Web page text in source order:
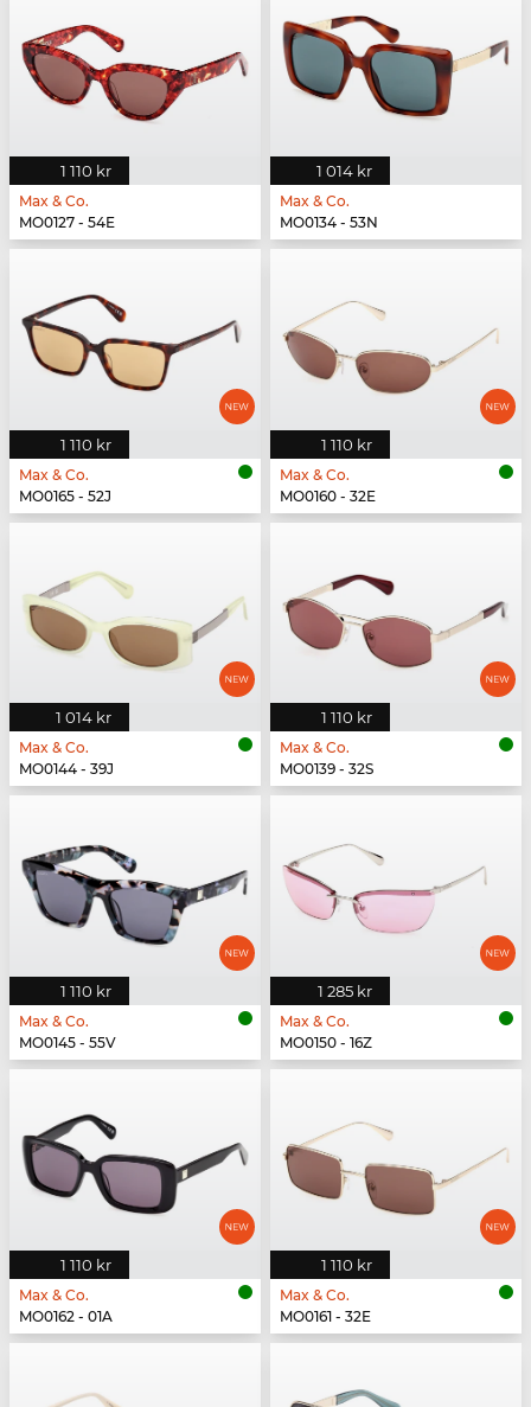
1 110 kr
Max & Co.
MO0127 - 54E
1 014 kr
Max & Co.
MO0134 - 53N
1 110 kr
Max & Co.
MO0165 - 52J
1 110 kr
Max & Co.
MO0160 - 32E
1 014 kr
Max & Co.
MO0144 - 39J
1 110 kr
Max & Co.
MO0139 - 32S
1 110 kr
Max & Co.
MO0145 - 55V
1 285 kr
Max & Co.
MO0150 - 16Z
1 110 kr
Max & Co.
MO0162 - 01A
1 110 kr
Max & Co.
MO0161 - 32E